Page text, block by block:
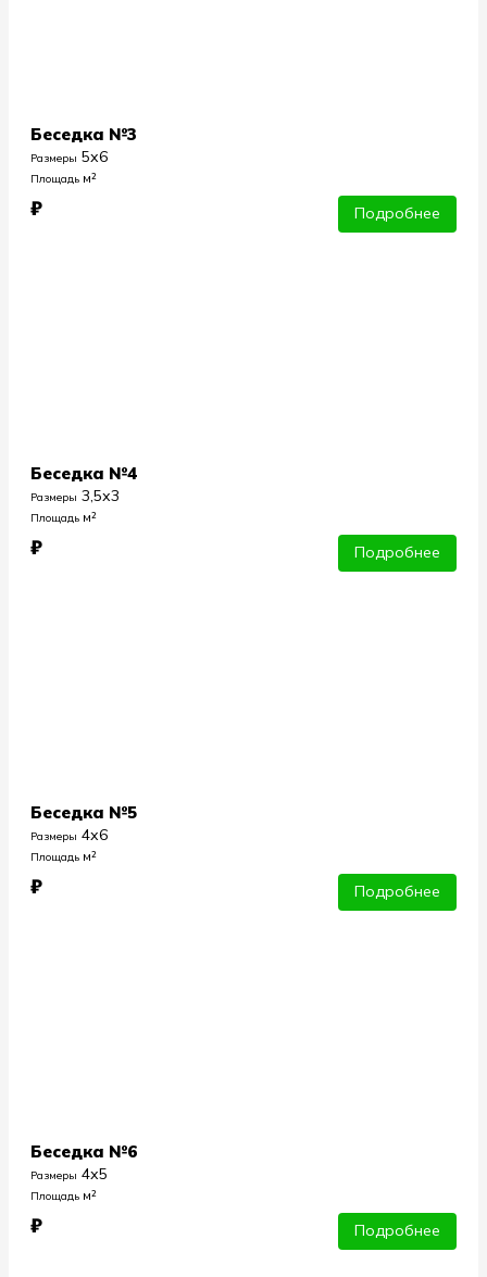
Беседка №3
Размеры 5х6
Площадь м²
₽ Подробнее
Беседка №4
Размеры 3,5х3
Площадь м²
₽ Подробнее
Беседка №5
Размеры 4х6
Площадь м²
₽ Подробнее
Беседка №6
Размеры 4х5
Площадь м²
₽ Подробнее